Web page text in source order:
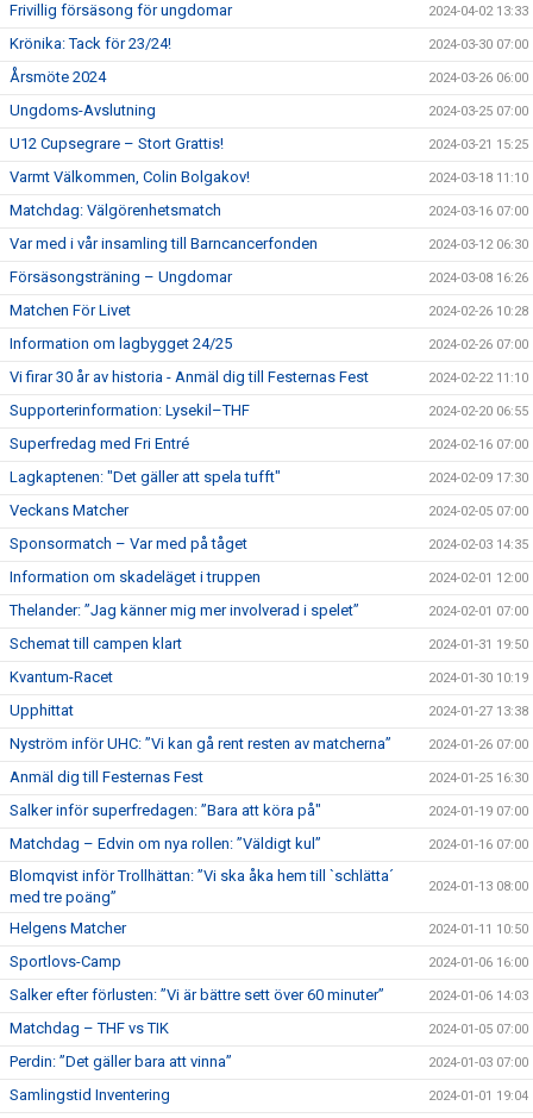
Frivillig försäsong för ungdomar 2024-04-02 13:33
Krönika: Tack för 23/24! 2024-03-30 07:00
Årsmöte 2024 2024-03-26 06:00
Ungdoms-Avslutning 2024-03-25 07:00
U12 Cupsegrare – Stort Grattis! 2024-03-21 15:25
Varmt Välkommen, Colin Bolgakov! 2024-03-18 11:10
Matchdag: Välgörenhetsmatch 2024-03-16 07:00
Var med i vår insamling till Barncancerfonden 2024-03-12 06:30
Försäsongsträning – Ungdomar 2024-03-08 16:26
Matchen För Livet 2024-02-26 10:28
Information om lagbygget 24/25 2024-02-26 07:00
Vi firar 30 år av historia - Anmäl dig till Festernas Fest 2024-02-22 11:10
Supporterinformation: Lysekil–THF 2024-02-20 06:55
Superfredag med Fri Entré 2024-02-16 07:00
Lagkaptenen: "Det gäller att spela tufft" 2024-02-09 17:30
Veckans Matcher 2024-02-05 07:00
Sponsormatch – Var med på tåget 2024-02-03 14:35
Information om skadeläget i truppen 2024-02-01 12:00
Thelander: ”Jag känner mig mer involverad i spelet” 2024-02-01 07:00
Schemat till campen klart 2024-01-31 19:50
Kvantum-Racet 2024-01-30 10:19
Upphittat 2024-01-27 13:38
Nyström inför UHC: ”Vi kan gå rent resten av matcherna” 2024-01-26 07:00
Anmäl dig till Festernas Fest 2024-01-25 16:30
Salker inför superfredagen: ”Bara att köra på" 2024-01-19 07:00
Matchdag – Edvin om nya rollen: ”Väldigt kul” 2024-01-16 07:00
Blomqvist inför Trollhättan: ”Vi ska åka hem till `schlätta´
med tre poäng”
2024-01-13 08:00
Helgens Matcher 2024-01-11 10:50
Sportlovs-Camp 2024-01-06 16:00
Salker efter förlusten: ”Vi är bättre sett över 60 minuter” 2024-01-06 14:03
Matchdag – THF vs TIK 2024-01-05 07:00
Perdin: ”Det gäller bara att vinna” 2024-01-03 07:00
Samlingstid Inventering 2024-01-01 19:04